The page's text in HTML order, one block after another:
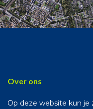
Over ons
Op deze website kun je